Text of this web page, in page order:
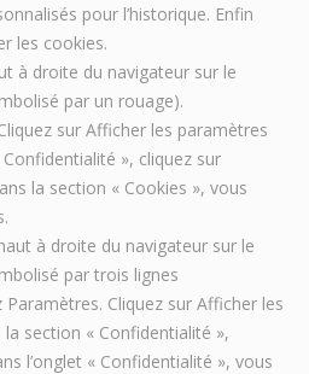
pour l’historique. Enfin
les cookies.
à droite du navigateur sur le
par un rouage).
sur Afficher les paramètres
», cliquez sur
la section « Cookies », vous
à droite du navigateur sur le
par trois lignes
Cliquez sur Afficher les
section « Confidentialité »,
l’onglet « Confidentialité », vous